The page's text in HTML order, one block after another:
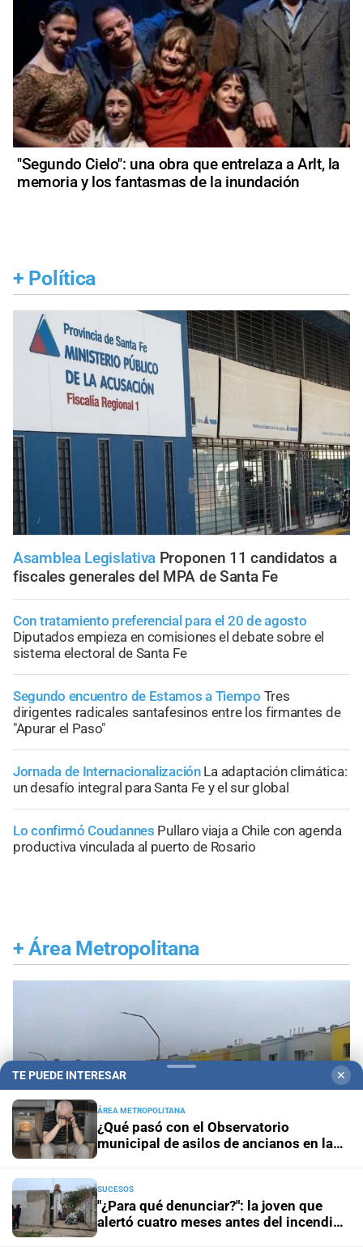
"Segundo Cielo": una obra que entrelaza a Arlt, la
memoria y los fantasmas de la inundación
+ Política
Asamblea Legislativa Proponen 11 candidatos a
fiscales generales del MPA de Santa Fe
Con tratamiento preferencial para el 20 de agosto
Diputados empieza en comisiones el debate sobre el
sistema electoral de Santa Fe
Segundo encuentro de Estamos a Tiempo Tres
dirigentes radicales santafesinos entre los firmantes de
"Apurar el Paso"
Jornada de Internacionalización La adaptación climática:
un desafío integral para Santa Fe y el sur global
Lo confirmó Coudannes Pullaro viaja a Chile con agenda
productiva vinculada al puerto de Rosario
+ Área Metropolitana
Santa Fe ciudadEsmeralda Este II: la Villa
TE PUEDE INTERESAR ✕
ÁREA METROPOLITANA
¿Qué pasó con el Observatorio
municipal de asilos de ancianos en la
SUCESOS
"¿Para qué denunciar?": la joven que
alertó cuatro meses antes del incendio